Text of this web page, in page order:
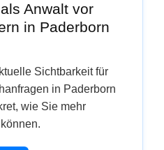
Anwalt vor
in Paderborn
Sichtbarkeit für
in Paderborn
wie Sie mehr